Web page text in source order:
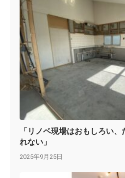
「リノベ現場はおもしろい
れない」
2025年9月25日